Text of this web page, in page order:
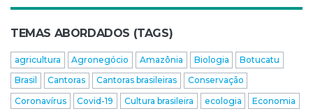
TEMAS ABORDADOS (TAGS)
agricultura Agronegócio Amazônia Biologia
Botucatu
Brasil
Cantoras Cantoras brasileiras
Conservação
Coronavírus
Covid-19 Cultura brasileira ecologia
Economia